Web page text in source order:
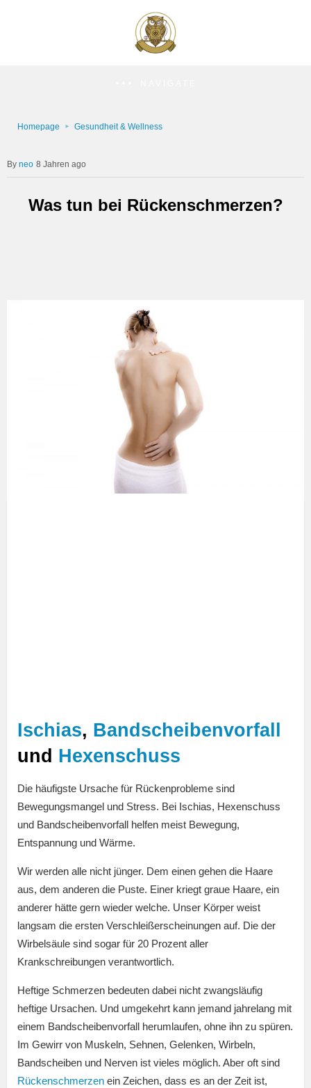
Homepage Gesundheit & Wellness
neo 8 Jahren ago
Was tun bei Rückenschmerzen?
Ischias, Bandscheibenvorfall
und Hexenschuss
Die häufigste Ursache für Rückenprobleme sind
Bewegungsmangel und Stress. Bei Ischias, Hexenschuss
und Bandscheibenvorfall helfen meist Bewegung,
Entspannung und Wärme.
Wir werden alle nicht jünger. Dem einen gehen die Haare
aus, dem anderen die Puste. Einer kriegt graue Haare, ein
anderer hätte gern wieder welche. Unser Körper weist
langsam die ersten Verschleißerscheinungen auf. Die der
Wirbelsäule sind sogar für 20 Prozent aller
Krankschreibungen verantwortlich.
Heftige Schmerzen bedeuten dabei nicht zwangsläufig
heftige Ursachen. Und umgekehrt kann jemand jahrelang mit
einem Bandscheibenvorfall herumlaufen, ohne ihn zu spüren.
Im Gewirr von Muskeln, Sehnen, Gelenken, Wirbeln,
Bandscheiben und Nerven ist vieles möglich. Aber oft sind
Rückenschmerzen ein Zeichen, dass es an der Zeit ist,